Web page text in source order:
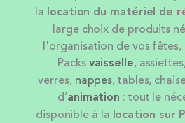
la location du matériel de
large choix de produits
l'organisation de vos
Packsvaisselle,
verres, nappes, tables,
d’animation : tout le
disponible à la location sur